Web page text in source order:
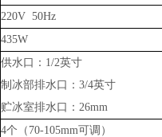
220V 50Hz
435W
供水口：1/2英寸
制冰部排水口：3/4英寸
贮冰室排水口：26mm
4个（70-105mm可调）